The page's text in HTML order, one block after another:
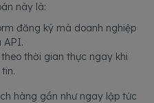
này là:
đăng ký mà doanh nghiệp
API.
thời gian thực ngay khi
hàng gần như ngay lập tức